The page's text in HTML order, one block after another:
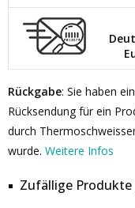
Rückgabe: Sie haben
Rücksendung für ein
durch
wurde. Weitere Infos
Zufällige